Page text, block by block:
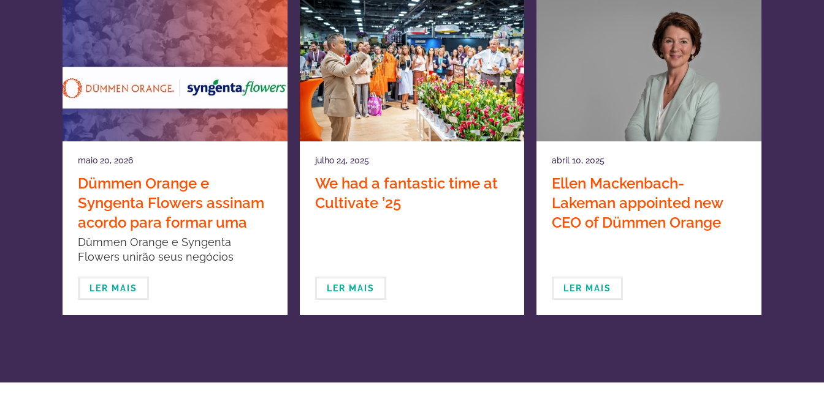
maio 20, 2026
Dümmen Orange e
Syngenta Flowers assinam
acordo para formar uma
joint venture em
melhoramento genético e
propagação de plantas
Dümmen Orange e Syngenta
Flowers unirão seus negócios
LER MAIS
julho 24, 2025
We had a fantastic time at
Cultivate ’25
LER MAIS
abril 10, 2025
Ellen Mackenbach-
Lakeman appointed new
CEO of Dümmen Orange
LER MAIS